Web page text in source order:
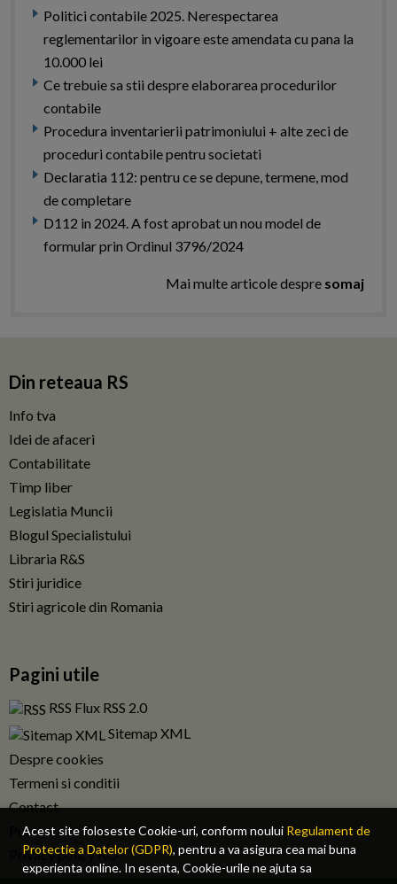
Acest site foloseste Cookie-uri, conform noului Regulament de
Protectie a Datelor (GDPR), pentru a va asigura cea mai buna
experienta online. In esenta, Cookie-urile ne ajuta sa
Politici contabile 2025. Nerespectarea
reglementarilor in vigoare este amendata cu pana la
10.000 lei
Ce trebuie sa stii despre elaborarea procedurilor
contabile
Procedura inventarierii patrimoniului + alte zeci de
proceduri contabile pentru societati
Declaratia 112: pentru ce se depune, termene, mod
de completare
D112 in 2024. A fost aprobat un nou model de
formular prin Ordinul 3796/2024
Mai multe articole despre somaj
Din reteaua RS
Info tva
Idei de afaceri
Contabilitate
Timp liber
Legislatia Muncii
Blogul Specialistului
Libraria R&S
Stiri juridice
Stiri agricole din Romania
Pagini utile
RSS Flux RSS 2.0
Sitemap XML
Despre cookies
Termeni si conditii
Contact
Publicitate
Privacy policy RO